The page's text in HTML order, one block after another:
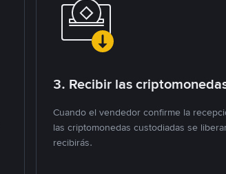
3. Recibir las
Cuando el vendedor confirme la
las criptomonedas custodiadas se
recibirás.